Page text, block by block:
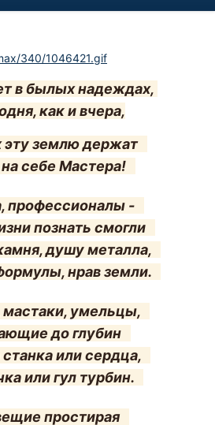
340/1046421.gif
в былых надеждах,
как и вчера,
эту землю держат
себе Мастера!
профессионалы -
познать смогли
душу металла,
нрав земли.
мастаки, умельцы,
до глубин
или сердца,
или гул турбин.
простирая